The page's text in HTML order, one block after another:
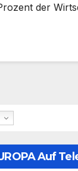
der
Auf